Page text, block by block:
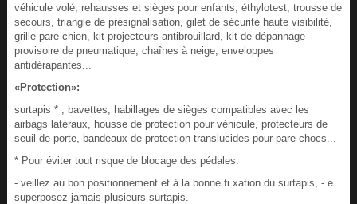
véhicule volé, rehausses et sièges pour enfants, éthylotest, trousse de
secours, triangle de présignalisation, gilet de sécurité haute visibilité,
grille pare-chien, kit projecteurs antibrouillard, kit de dépannage
provisoire de pneumatique, chaînes à neige, enveloppes
antidérapantes...
«Protection»:
surtapis * , bavettes, habillages de sièges compatibles avec les
airbags latéraux, housse de protection pour véhicule, protecteurs de
seuil de porte, bandeaux de protection translucides pour pare-chocs...
* Pour éviter tout risque de blocage des pédales:
- veillez au bon positionnement et à la bonne fi xation du surtapis, - e
superposez jamais plusieurs surtapis.